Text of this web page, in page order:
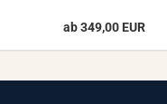
ab 349,00 EUR